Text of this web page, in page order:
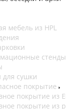
мебель из HPL
стенды
для сушки
покрытие
покрытие из
покрытие из